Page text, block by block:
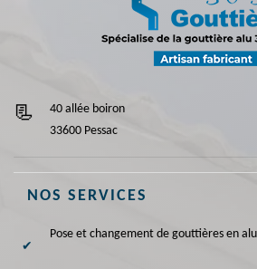
40 allée boiron
33600 Pessac
NOS SERVICES
Pose et changement de gouttières en